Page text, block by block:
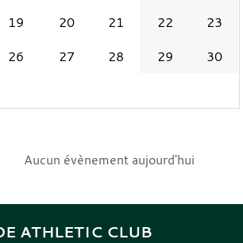
19 20 21 22
23
26 27 28 29
30
Aucun évènement aujourd'hui
ATHLETIC CLUB